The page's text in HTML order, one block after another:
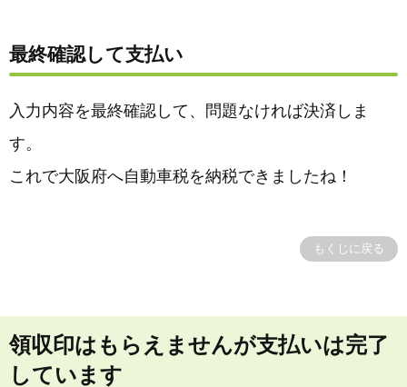
最終確認して支払い
入力内容を最終確認して、問題なければ決済しま
す。
これで大阪府へ自動車税を納税できましたね！
もくじに戻る
領収印はもらえませんが支払いは完了
しています